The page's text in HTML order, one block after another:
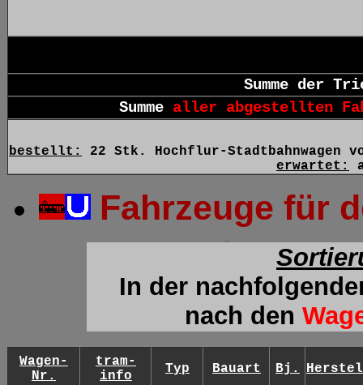
Summe der
Summe aller abgestellten
bestellt:
22 Stk. Hochflur-Stadtbahnwagen
erwartet:
Fahrzeuge für
In der
nach den
Wagen-
Nr.
tram-
info
Typ Bauart Bj.